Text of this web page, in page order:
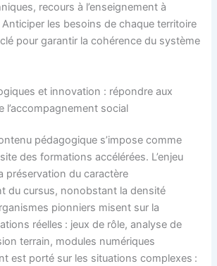
recours à l’enseignement à
les besoins de chaque territoire
pour garantir la cohérence du système
et innovation : répondre aux
l’accompagnement social
pédagogique s’impose comme
des formations accélérées. L’enjeu
préservation du caractère
du cursus, nonobstant la densité
pionniers misent sur la
réelles : jeux de rôle, analyse de
terrain, modules numériques
est porté sur les situations complexes :